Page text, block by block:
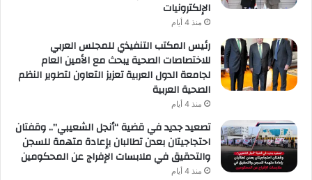
الإلكترونيات
منذ 4 أيام
رئيس المكتب التنفيذي للمجلس العربي
للاختصاصات الصحية يبحث مع الأمين العام
لجامعة الدول العربية تعزيز التعاون لتطوير النظم
الصحية العربية
منذ 4 أيام
تصعيد جديد في قضية “أنجل الشعيبي”.. وقفتان
احتجاجيتان بعدن تطالبان بإعادة متهمة للسجن
والتحقيق في ملابسات الإفراج عن المحكومين
منذ 4 أيام